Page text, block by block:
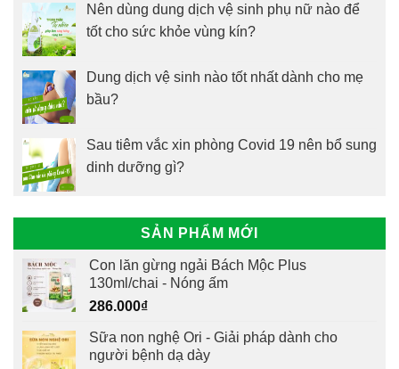
Nên dùng dung dịch vệ sinh phụ nữ nào để
tốt cho sức khỏe vùng kín?
Dung dịch vệ sinh nào tốt nhất dành cho mẹ
bầu?
Sau tiêm vắc xin phòng Covid 19 nên bổ sung
dinh dưỡng gì?
SẢN PHẨM MỚI
Con lăn gừng ngải Bách Mộc Plus
130ml/chai - Nóng ấm
286.000₫
Sữa non nghệ Ori - Giải pháp dành cho
người bệnh dạ dày